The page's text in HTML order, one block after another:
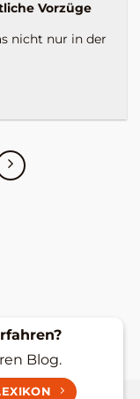
Vorzüge
nicht nur in der
Blog.